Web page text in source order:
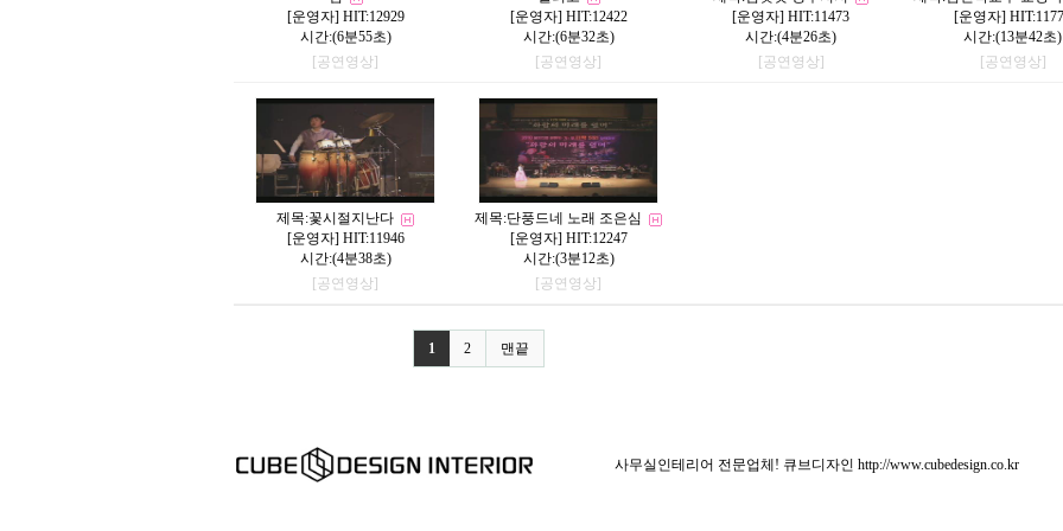
[운영자] HIT:12929
시간:(6분55초)
[공연영상]
[운영자] HIT:12422
시간:(6분32초)
[공연영상]
[운영자] HIT:11473
시간:(4분26초)
[공연영상]
[운영자]
시간:(13분42초)
[공연영상]
제목:꽃시절지난다
[운영자] HIT:11946
시간:(4분38초)
[공연영상]
제목:단풍드네 노래 조은심
[운영자] HIT:12247
시간:(3분12초)
[공연영상]
1 2 맨끝
사무실인테리어 전문업체! 큐브디자인 http://www.cubedesign.co.kr